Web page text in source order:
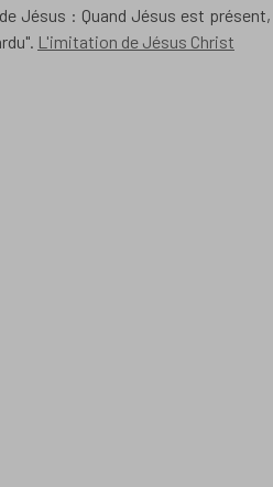
Jésus : Quand Jésus est
L'imitation de Jésus Christ